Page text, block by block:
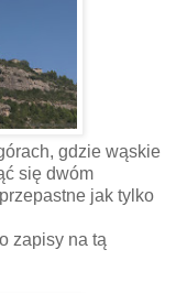
gdzie wąskie
się dwóm
jak tylko
zapisy na tą